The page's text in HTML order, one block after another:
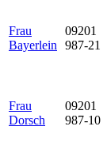
Frau
Bayerlein
09201
987-21
Frau
Dorsch
09201
987-10